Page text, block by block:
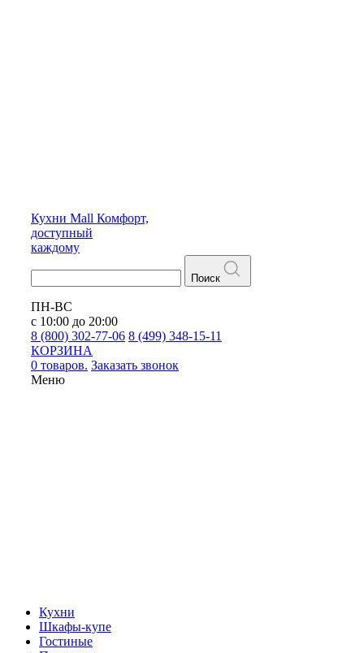
Кухни Mall Комфорт,
доступный
каждому
Поиск
ПН-ВС
с 10:00 до 20:00
8 (800) 302-77-06 8 (499) 348-15-11
КОРЗИНА
0 товаров. Заказать звонок
Меню
Кухни
Шкафы-купе
Гостиные